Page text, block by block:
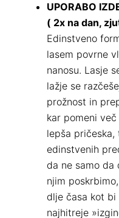
UPORABO
( 2x na dan,
Edinstveno
lasem povrne
nanosu. Lasje
lažje se
prožnost in
kar pomeni
lepša pričeska,
edinstvenih
da ne samo da
njim
dlje časa kot bi
najhitreje